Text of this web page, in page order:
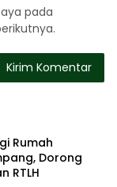
pada
Rumah
Dorong
RTLH